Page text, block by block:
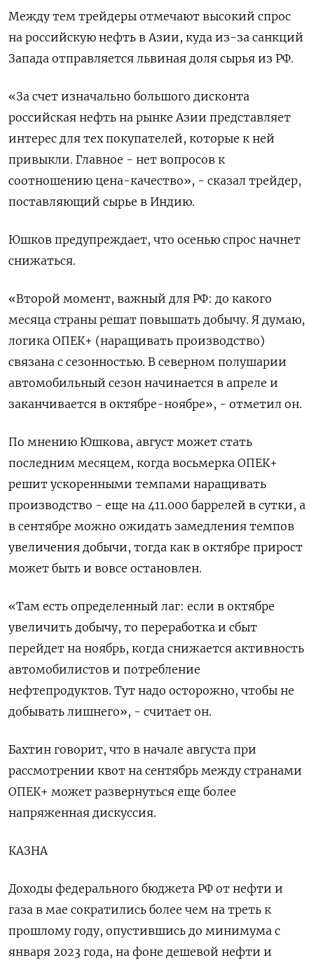
Между тем трейдеры отмечают высокий спрос
на российскую нефть в Азии, куда из-за санкций
Запада отправляется львиная доля сырья из РФ.
«За счет изначально большого дисконта
российская нефть на рынке Азии представляет
интерес для тех покупателей, которые к ней
привыкли. Главное - нет вопросов к
соотношению цена-качество», - сказал трейдер,
поставляющий сырье в Индию.
Юшков предупреждает, что осенью спрос начнет
снижаться.
«Второй момент, важный для РФ: до какого
месяца страны решат повышать добычу. Я думаю,
логика ОПЕК+ (наращивать производство)
связана с сезонностью. В северном полушарии
автомобильный сезон начинается в апреле и
заканчивается в октябре-ноябре», - отметил он.
По мнению Юшкова, август может стать
последним месяцем, когда восьмерка ОПЕК+
решит ускоренными темпами наращивать
производство - еще на 411.000 баррелей в сутки, а
в сентябре можно ожидать замедления темпов
увеличения добычи, тогда как в октябре прирост
может быть и вовсе остановлен.
«Там есть определенный лаг: если в октябре
увеличить добычу, то переработка и сбыт
перейдет на ноябрь, когда снижается активность
автомобилистов и потребление
нефтепродуктов. Тут надо осторожно, чтобы не
добывать лишнего», - считает он.
Бахтин говорит, что в начале августа при
рассмотрении квот на сентябрь между странами
ОПЕК+ может развернуться еще более
напряженная дискуссия.
КАЗНА
Доходы федерального бюджета РФ от нефти и
газа в мае сократились более чем на треть к
прошлому году, опустившись до минимума с
января 2023 года, на фоне дешевой нефти и